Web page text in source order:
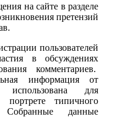
на сайте в разделе
претензий
пользователей
в обсуждениях
комментариев.
информация от
для
портрете типичного
Собранные данные